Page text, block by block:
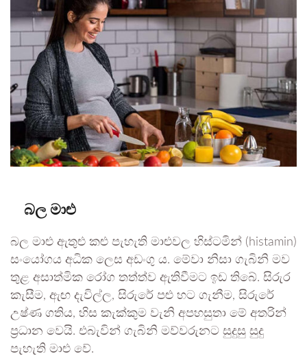
බල මාළු
බල මාළු ඇතුළු කළු පැහැති මාළුවල හිස්ටමින් (histamin)
සංයෝගය අධික ලෙස අඩංගු ය. මේවා නිසා ගැබිනි මව
තුළ අසාත්මික රෝග තත්ත්ව ඇතිවීමට ඉඩ තිබේ. සිරුර
කැසීම, ඇඟ දැවිල්ල, සිරුරේ පළු හට ගැනීම, සිරුරේ
උෂ්ණ ගතිය, හිස කැක්කුම වැනි අපහසුතා මේ අතරින්
ප්‍රධාන වෙයි. එබැවින් ගැබිනි මව්වරුනට සුදුසු සුදු
පැහැති මාළු වේ.